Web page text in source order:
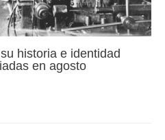
historia e identidad
en agosto